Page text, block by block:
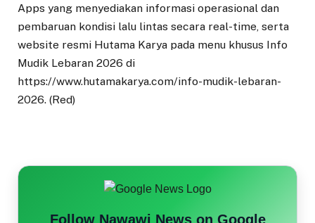
Apps yang menyediakan informasi operasional dan
pembaruan kondisi lalu lintas secara real-time, serta
website resmi Hutama Karya pada menu khusus Info
Mudik Lebaran 2026 di
https://www.hutamakarya.com/info-mudik-lebaran-
2026. (Red)
Follow Nawawi News on Google